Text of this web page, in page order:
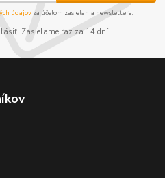
údajov za účelom zasielania newslettera.
Zasielame raz za 14 dní.